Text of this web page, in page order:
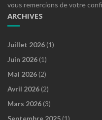
vous remercions de votre
ARCHIVES
Juillet 2026 (1)
Juin 2026 (1)
Mai 2026 (2)
Avril 2026 (2)
Mars 2026 (3)
Septembre 2025 (1)